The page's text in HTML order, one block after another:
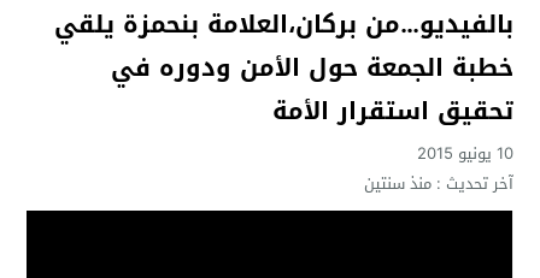
بالفيديو…من بركان،العلامة بنحمزة يلقي
خطبة الجمعة حول الأمن ودوره في
تحقيق استقرار الأمة
10 يونيو 2015
آخر تحديث :منذ سنتين